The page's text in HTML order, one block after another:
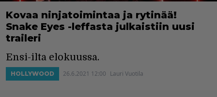
Kovaa ninjatoimintaa ja rytinää!
Snake Eyes -leffasta julkaistiin uusi
traileri
Ensi-ilta elokuussa.
HOLLYWOOD 26.6.2021 12:00 Lauri Vuotila